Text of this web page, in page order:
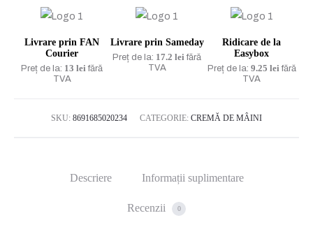
Perfume
Love
Kisses
Livrare prin FAN
Courier
Preț de la: 13 leifără
TVA
Livrare prin Sameday
Preț de la: 17.2 leifără
TVA
Ridicare de la
Easybox
Preț de la: 9.25 leifără
TVA
SKU: 8691685020234 CATEGORIE: CREMĂ DE MÂINI
Descriere Informații suplimentare
Recenzii 0